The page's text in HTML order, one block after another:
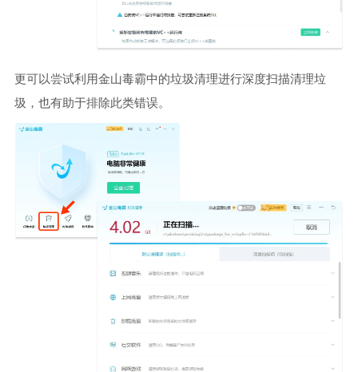
更可以尝试利用金山毒霸中的垃圾清理进行深度扫描清理垃
圾，也有助于排除此类错误。